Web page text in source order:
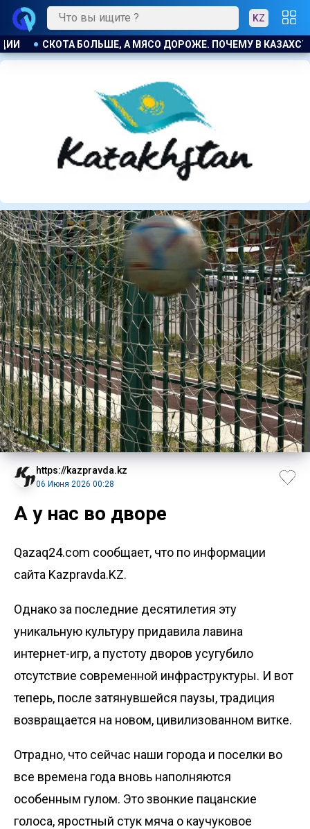
KZ
ПРОДОЛЖАЮТ РАСТИ ЦЕНЫ НА БАРАНИНУ И
https://kazpravda.kz
06 Июня 2026 00:28
А у нас во дворе
Qazaq24.com сообщает, что по информации
сайта Kazpravda.KZ.
Однако за последние десятилетия эту
уникальную культуру придавила лавина
интернет-игр, а пустоту дворов усугубило
отсутствие современной инфраструктуры. И вот
теперь, после затянувшейся паузы, традиция
возвращается на новом, цивилизованном витке.
Отрадно, что сейчас наши города и поселки во
все времена года вновь наполняются
особенным гулом. Это звонкие пацанские
голоса, яростный стук мяча о каучуковое